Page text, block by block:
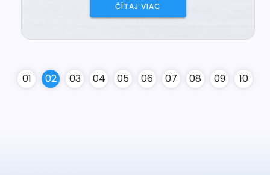
ČÍTAJ VIAC
01 02 03 04 05 06 07 08 09 10